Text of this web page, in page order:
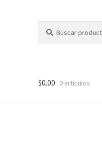
por:
$0.00 0 artículos